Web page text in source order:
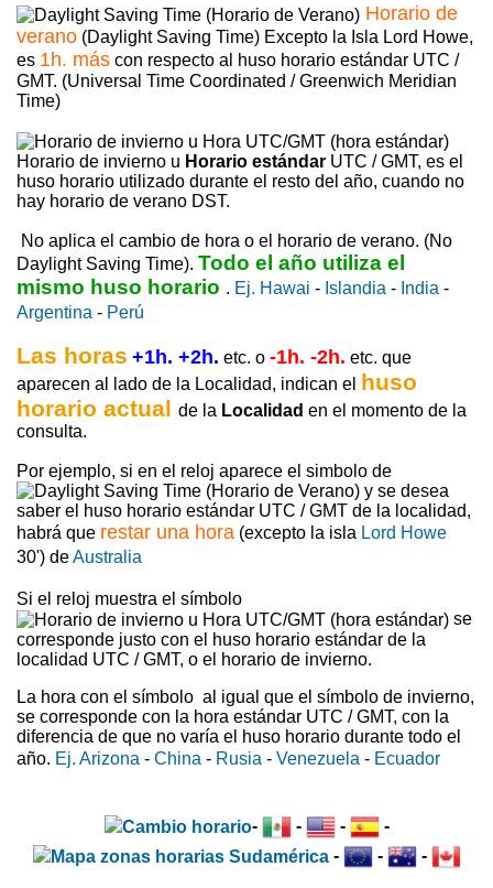
Horario de
verano (Daylight Saving Time) Excepto la Isla Lord Howe,
es 1h. más con respecto al huso horario estándar UTC /
GMT. (Universal Time Coordinated / Greenwich Meridian
Time)
Horario de invierno u Horario estándar UTC / GMT, es el
huso horario utilizado durante el resto del año, cuando no
hay horario de verano DST.
No aplica el cambio de hora o el horario de verano. (No
Daylight Saving Time). Todo el año utiliza el
mismo huso horario . Ej. Hawai - Islandia - India -
Argentina - Perú
Las horas +1h. +2h. etc. o -1h. -2h. etc. que
aparecen al lado de la Localidad, indican el huso
horario actual de la Localidad en el momento de la
consulta.
Por ejemplo, si en el reloj aparece el simbolo de
y se desea
saber el huso horario estándar UTC / GMT de la localidad,
habrá que restar una hora (excepto la isla Lord Howe
30') deAustralia
Si el reloj muestra el símbolo
se
corresponde justo con el huso horario estándar de la
localidad UTC / GMT, o el horario de invierno.
La hora con el símbolo al igual que el símbolo de invierno,
se corresponde con la hora estándar UTC / GMT, con la
diferencia de que no varía el huso horario durante todo el
año. Ej. Arizona - China - Rusia - Venezuela - Ecuador
- - -
-
-
- -